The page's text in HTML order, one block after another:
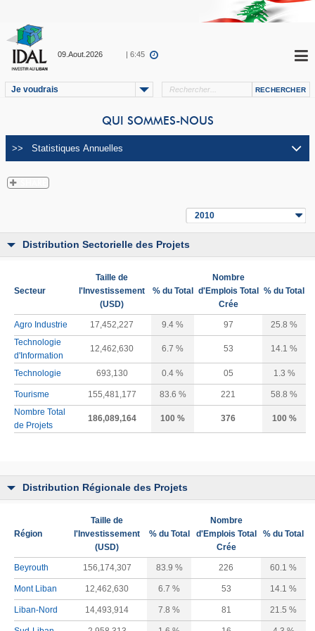
09.Aout.2026 | 6:45
Je voudrais
QUI SOMMES-NOUS
2010
Distribution Sectorielle des Projets
Secteur
Taille de
l'Investissement
(USD)
% du Total
Nombre
d'Emplois Total
Crée
% du Total
Agro Industrie 17,452,227 9.4 % 97
25.8 %
Technologie
d'Information
12,462,630 6.7 % 53 14.1 %
Technologie 693,130 0.4 % 05 1.3 %
Tourisme 155,481,177 83.6 % 221
58.8 %
Nombre Total
de Projets
186,089,164 100 % 376 100 %
Distribution Régionale des Projets
Région
Taille de
l'Investissement
(USD)
% du Total
Nombre
d'Emplois Total
Crée
% du Total
Beyrouth 156,174,307 83.9 % 226 60.1 %
Mont Liban 12,462,630 6.7 % 53 14.1 %
Liban-Nord 14,493,914 7.8 % 81 21.5 %